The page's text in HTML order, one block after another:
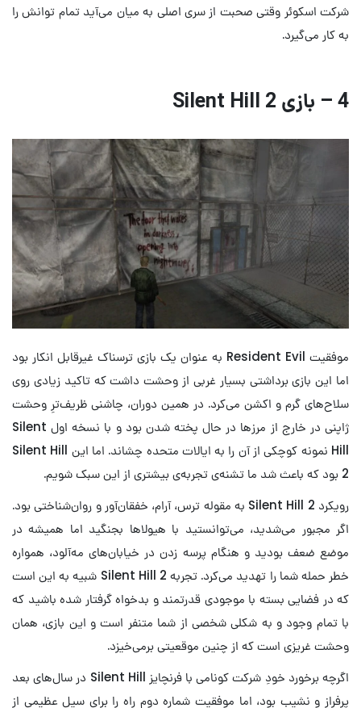
شرکت اسکوئر وقتی صحبت از سری اصلی به میان می‌آید تمام توانش را
به کار می‌گیرد.
4 – بازی Silent Hill 2
موفقیت Resident Evil به عنوان یک بازی ترسناک غیرقابل انکار بود
اما این بازی برداشتی بسیار غربی از وحشت داشت که تاکید زیادی روی
سلاح‌های گرم و اکشن می‌کرد. در همین دوران، چاشنی ظریف‌ترِ وحشت
ژاپنی در خارج از مرزها در حال پخته شدن بود و با نسخه اول Silent
Hill نمونه کوچکی از آن را به ایالات متحده چشاند. اما این Silent Hill
2 بود که باعث شد ما تشنه‌ی تجربه‌ی بیشتری از این سبک شویم.
رویکرد Silent Hill 2 به مقوله ترس، آرام، خفقان‌آور و روان‌شناختی بود.
اگر مجبور می‌شدید، می‌توانستید با هیولاها بجنگید اما همیشه در
موضع ضعف بودید و هنگام پرسه زدن در خیابان‌های مه‌آلود، همواره
خطر حمله شما را تهدید می‌کرد. تجربه Silent Hill 2 شبیه به این است
که در فضایی بسته با موجودی قدرتمند و بدخواه گرفتار شده باشید که
با تمام وجود و به شکلی شخصی از شما متنفر است و این بازی، همان
وحشت غریزی است که از چنین موقعیتی برمی‌خیزد.
اگرچه برخورد خودِ شرکت کونامی با فرنچایز Silent Hill در سال‌های بعد
پرفراز و نشیب بود، اما موفقیت شماره دوم راه را برای سیل عظیمی از